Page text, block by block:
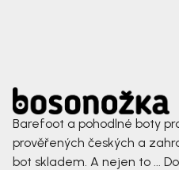
Barefoot a pohodlné boty
prověřených českých a
bot skladem. A nejen to ...